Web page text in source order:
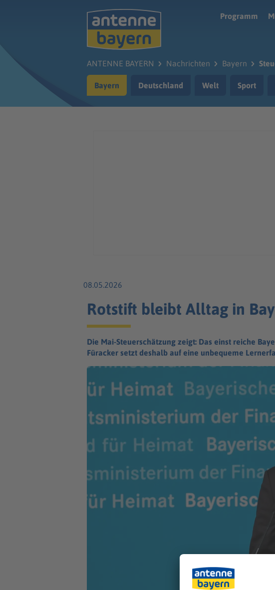
Programm
ANTENNE BAYERN Nachrichten Bayern
Bayern Deutschland Welt Sport
08.05.2026
Rotstift bleibt Alltag in
Die Mai-Steuerschätzung zeigt: Das einst reiche
Füracker setzt deshalb auf eine unbequeme